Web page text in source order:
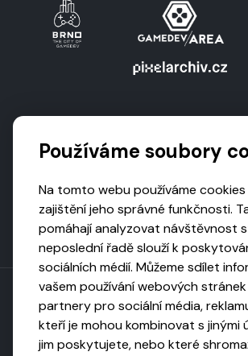
Toto dílo podléhá licenci CC BY-
Používáme soubory
Na tomto webu používáme
zajištění jeho správné funkčnosti.
pomáhají analyzovat návštěvnost
neposlední řadě slouží k
sociálních médií. Můžeme sdílet
vašem používání webových stránek
partnery pro sociální média,
kteří je mohou kombinovat s jinými
jim poskytujete, nebo které